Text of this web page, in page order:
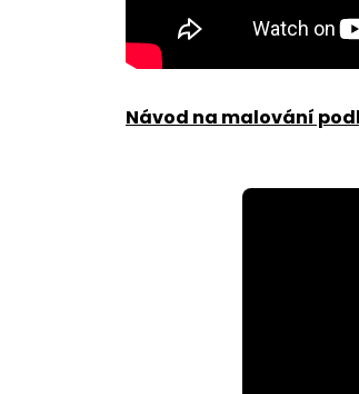
Návod na malování